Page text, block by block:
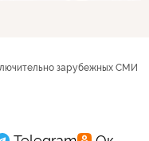
зарубежных СМИ